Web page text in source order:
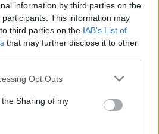
information by third parties on the
participants. This information may
third parties on the IAB’s List of
that may further disclose it to other
Opt Outs
Sharing of my
κτήρια το κόστος θα
ΑΕ.
ΕΠΌΜΕΝΟ ΆΡΘΡΟ